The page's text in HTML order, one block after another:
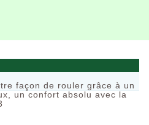
façon de rouler grâce à un
un confort absolu avec la